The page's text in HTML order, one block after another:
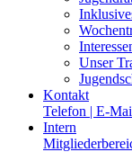
Unser
Kontakt
Telefon | E-
Intern